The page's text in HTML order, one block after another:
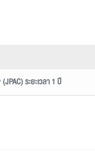
ระยะเวลา 1 ปี